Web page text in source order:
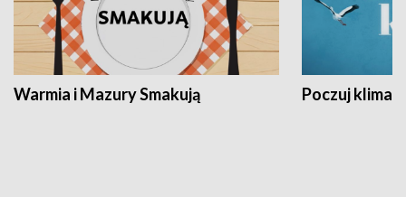
Warmia i Mazury Smakują Poczuj klimat